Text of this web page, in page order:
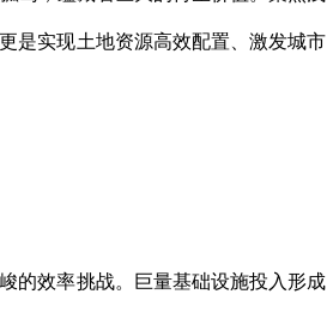
是实现土地资源高效配置、激发城市
的效率挑战。巨量基础设施投入形成